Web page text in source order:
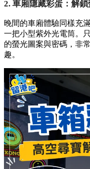
2. 車廂隱藏彩蛋：解
晚間的車廂體驗同樣充
一把小型紫外光電筒。
的螢光圖案與密碼，非
趣。